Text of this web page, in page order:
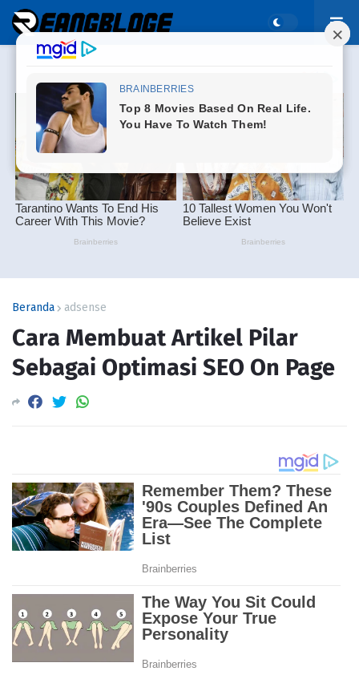
Beranda adsense
Cara Membuat Artikel Pilar
Sebagai Optimasi SEO On Page